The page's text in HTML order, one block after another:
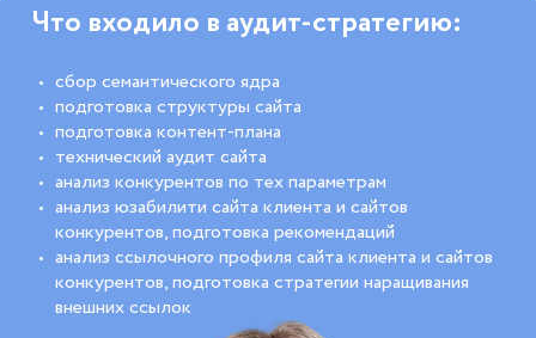
Что входило в аудит-стратегию:
сбор семантического ядра
подготовка структуры сайта
подготовка контент-плана
технический аудит сайта
анализ конкурентов по тех параметрам
анализ юзабилити сайта клиента и сайтов
конкурентов, подготовка рекомендаций
анализ ссылочного профиля сайта клиента и сайтов
конкурентов, подготовка стратегии наращивания
внешних ссылок